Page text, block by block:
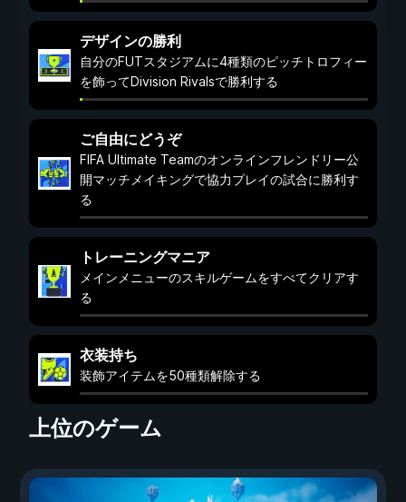
デザインの勝利
自分のFUTスタジアムに4種類のピッチトロフィー
を飾ってDivision Rivalsで勝利する
ご自由にどうぞ
FIFA Ultimate Teamのオンラインフレンドリー公
開マッチメイキングで協力プレイの試合に勝利す
る
トレーニングマニア
メインメニューのスキルゲームをすべてクリアす
る
衣装持ち
装飾アイテムを50種類解除する
上位のゲーム